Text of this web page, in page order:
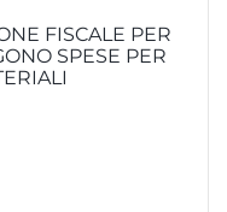
FISCALE PER
SPESE PER